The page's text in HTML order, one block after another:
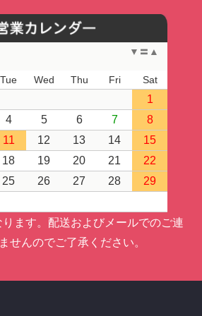
▲
〓
▼
Tue Wed Thu Fri Sat
1
4 5 6 7
8
11 12 13 14
15
18 19 20 21
22
25 26 27 28
29
ます。 配送およびメールでのご連
せんのでご了承ください。